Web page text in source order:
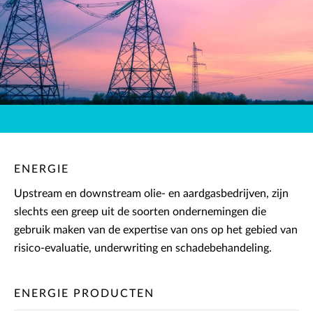
ENERGIE
Upstream en downstream olie- en aardgasbedrijven, zijn
slechts een greep uit de soorten ondernemingen die
gebruik maken van de expertise van ons op het gebied van
risico-evaluatie, underwriting en schadebehandeling.
ENERGIE PRODUCTEN